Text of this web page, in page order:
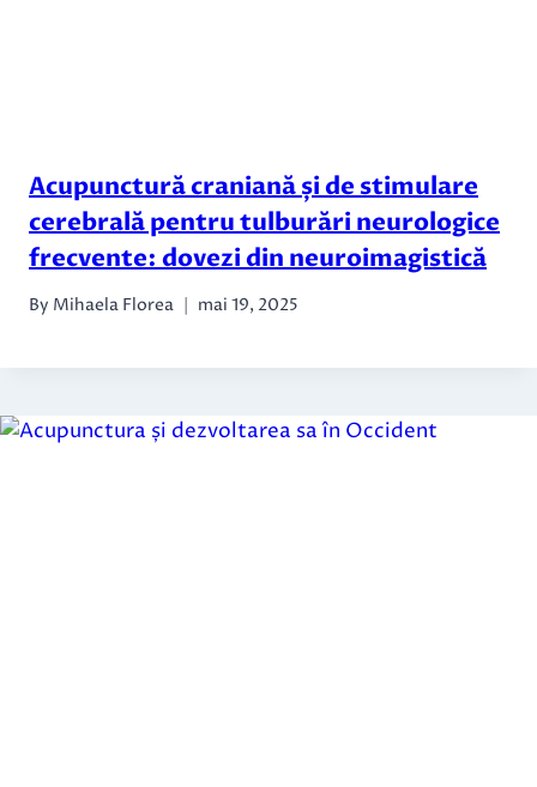
Acupunctură craniană și de stimulare
cerebrală pentru tulburări neurologice
frecvente: dovezi din neuroimagistică
By Mihaela Florea mai 19, 2025